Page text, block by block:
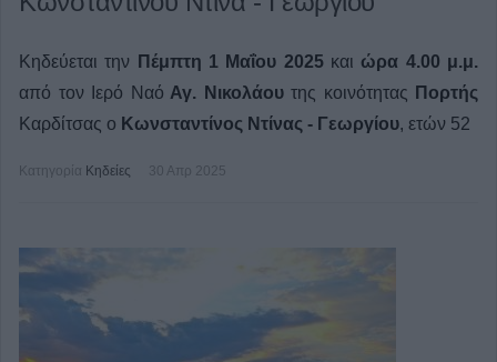
Κηδεύεται την Πέμπτη 1 Μαΐου 2025 και ώρα 4.00 μ.μ.
από τον Ιερό Ναό Αγ. Νικολάουτης κοινότητας Πορτής
Καρδίτσας ο Κωνσταντίνος Ντίνας - Γεωργίου, ετών 52
Κατηγορία Κηδείες 30 Απρ 2025